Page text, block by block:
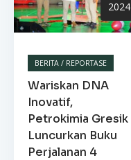
2024
BERITA / REPORTASE
Wariskan DNA
Inovatif,
Petrokimia Gresik
Luncurkan Buku
Perjalanan 4